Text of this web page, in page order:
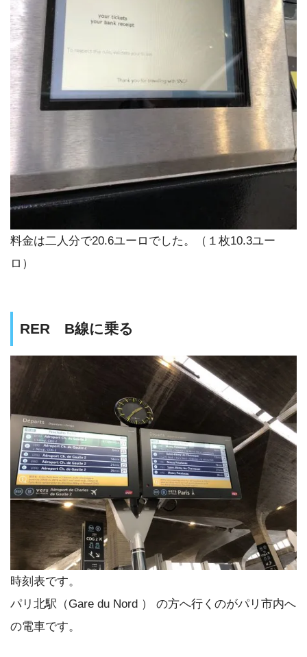
料金は二人分で20.6ユーロでした。（１枚10.3ユー
ロ）
RER B線に乗る
時刻表です。
パリ北駅（Gare du Nord ） の方へ行くのがパリ市内へ
の電車です。